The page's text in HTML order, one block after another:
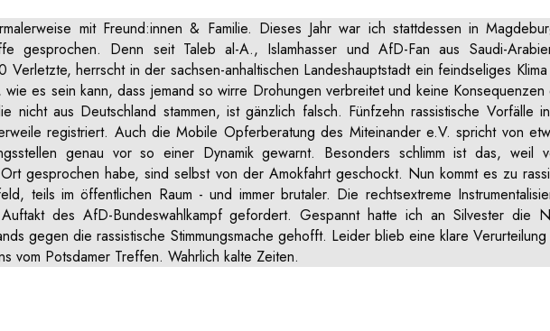
mit Freund:innen & Familie. Dieses Jahr war ich stattdessen in
gesprochen. Denn seit Taleb al-A., Islamhasser und AfD-Fan aus Saudi-
herrscht in der sachsen-anhaltischen Landeshauptstadt ein feindseliges
es sein kann, dass jemand so wirre Drohungen verbreitet und keine
aus Deutschland stammen, ist gänzlich falsch. Fünfzehn rassistische Vorfälle
registriert. Auch die Mobile Opferberatung des Miteinander e.V. spricht von
genau vor so einer Dynamik gewarnt. Besonders schlimm ist das, weil
gesprochen habe, sind selbst von der Amokfahrt geschockt. Nun kommt es zu
teils im öffentlichen Raum - und immer brutaler. Die rechtsextreme
des AfD-Bundeswahlkampf gefordert. Gespannt hatte ich an Silvester die
gegen die rassistische Stimmungsmache gehofft. Leider blieb eine klare
vom Potsdamer Treffen. Wahrlich kalte Zeiten.